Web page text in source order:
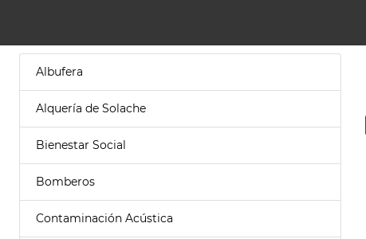
Albufera
Alquería de Solache
Bienestar Social
Bomberos
Contaminación Acústica